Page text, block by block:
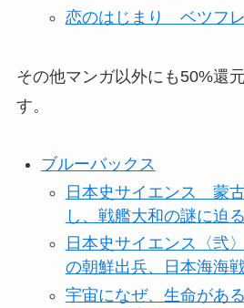
恋のはじまり ベツフ
その他マンガ以外にも50%還
す。
ブルーバックス
日本史サイエンス 蒙
し、戦艦大和の謎に迫る
日本史サイエンス〈弐
の朝鮮出兵、日本海海
宇宙になぜ、生命があ